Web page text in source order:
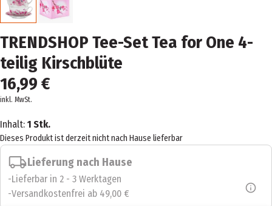
TRENDSHOP Tee-Set Tea for One 4-
teilig Kirschblüte
16,99 €
inkl. MwSt.
Inhalt: 1 Stk.
Dieses Produkt ist derzeit nicht nach Hause lieferbar
Lieferung nach Hause
Lieferbar in 2 - 3 Werktagen
Versandkostenfrei ab 49,00 €